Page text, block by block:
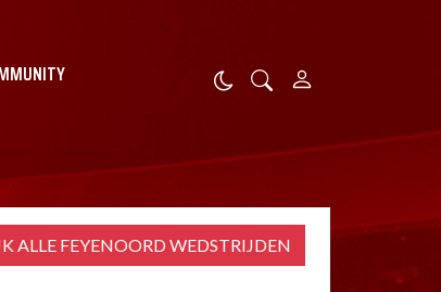
ALLE FEYENOORD WEDSTRIJDEN